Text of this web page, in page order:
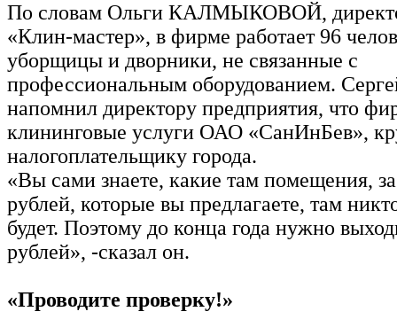
По словам Ольги КАЛМЫКОВОЙ,
«Клин-мастер», в фирме работает 96
уборщицы и дворники, не связанные с
профессиональным оборудованием.
напомнил директору предприятия, что
клининговые услуги ОАО «СанИнБев»,
налогоплательщику города.
«Вы сами знаете, какие там помещения,
рублей, которые вы предлагаете, там
будет. Поэтому до конца года нужно
рублей», -сказал он.
«Проводите проверку!»